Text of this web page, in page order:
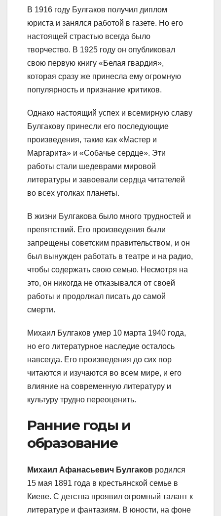
В 1916 году Булгаков получил диплом
юриста и занялся работой в газете. Но его
настоящей страстью всегда было
творчество. В 1925 году он опубликовал
свою первую книгу «Белая гвардия»,
которая сразу же принесла ему огромную
популярность и признание критиков.
Однако настоящий успех и всемирную славу
Булгакову принесли его последующие
произведения, такие как «Мастер и
Маргарита» и «Собачье сердце». Эти
работы стали шедеврами мировой
литературы и завоевали сердца читателей
во всех уголках планеты.
В жизни Булгакова было много трудностей и
препятствий. Его произведения были
запрещены советским правительством, и он
был вынужден работать в театре и на радио,
чтобы содержать свою семью. Несмотря на
это, он никогда не отказывался от своей
работы и продолжал писать до самой
смерти.
Михаил Булгаков умер 10 марта 1940 года,
но его литературное наследие осталось
навсегда. Его произведения до сих пор
читаются и изучаются во всем мире, и его
влияние на современную литературу и
культуру трудно переоценить.
Ранние годы и
образование
Михаил Афанасьевич Булгаков родился
15 мая 1891 года в крестьянской семье в
Киеве. С детства проявил огромный талант к
литературе и фантазиям. В юности, на фоне